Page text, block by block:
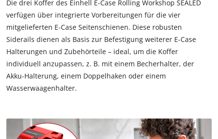
Die drei Koffer des Einhell E-Case Rolling Workshop SEALED
verfügen über integrierte Vorbereitungen für die vier
mitgelieferten E-Case Seitenschienen. Diese robusten
Siderails dienen als Basis zur Befestigung weiterer E-Case
Halterungen und Zubehörteile – ideal, um die Koffer
individuell anzupassen, z. B. mit einem Becherhalter, der
Akku-Halterung, einem Doppelhaken oder einem
Wasserwaagenhalter.